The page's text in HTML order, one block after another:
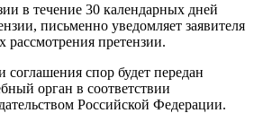
в течение 30 календарных дней
письменно уведомляет заявителя
рассмотрения претензии.
спор будет передан
орган в соответствии
Российской Федерации.